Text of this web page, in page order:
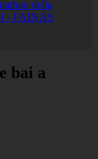
della
- FAINAS
bai a